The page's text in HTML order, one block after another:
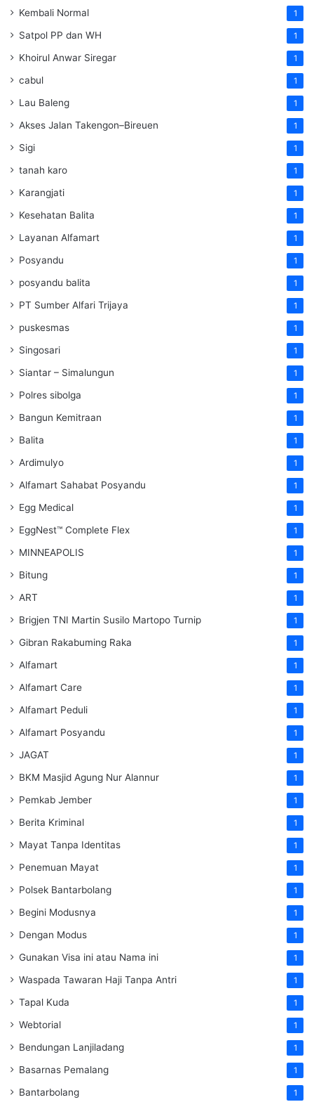
Kembali Normal 1
Satpol PP dan WH 1
Khoirul Anwar Siregar 1
cabul 1
Lau Baleng 1
Akses Jalan Takengon–Bireuen 1
Sigi 1
tanah karo 1
Karangjati 1
Kesehatan Balita 1
Layanan Alfamart 1
Posyandu 1
posyandu balita 1
PT Sumber Alfari Trijaya 1
puskesmas 1
Singosari 1
Siantar – Simalungun 1
Polres sibolga 1
Bangun Kemitraan 1
Balita 1
Ardimulyo 1
Alfamart Sahabat Posyandu 1
Egg Medical 1
EggNest™ Complete Flex 1
MINNEAPOLIS 1
Bitung 1
ART 1
Brigjen TNI Martin Susilo Martopo Turnip 1
Gibran Rakabuming Raka 1
Alfamart 1
Alfamart Care 1
Alfamart Peduli 1
Alfamart Posyandu 1
JAGAT 1
BKM Masjid Agung Nur Alannur 1
Pemkab Jember 1
Berita Kriminal 1
Mayat Tanpa Identitas 1
Penemuan Mayat 1
Polsek Bantarbolang 1
Begini Modusnya 1
Dengan Modus 1
Gunakan Visa ini atau Nama ini 1
Waspada Tawaran Haji Tanpa Antri 1
Tapal Kuda 1
Webtorial 1
Bendungan Lanjiladang 1
Basarnas Pemalang 1
Bantarbolang 1